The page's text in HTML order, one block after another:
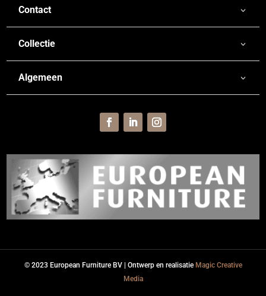
Contact
Collectie
Algemeen
© 2023 European Furniture BV | Ontwerp en realisatie Magic Creative
Media